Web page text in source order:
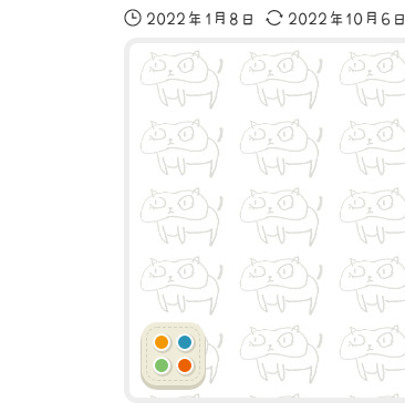
2022年1月8日 2022年10月6日